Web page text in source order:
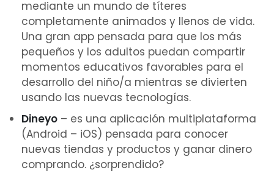
mediante un mundo de títeres
completamente animados y llenos de vida.
Una gran app pensada para que los más
pequeños y los adultos puedan compartir
momentos educativos favorables para el
desarrollo del niño/a mientras se divierten
usando las nuevas tecnologías.
Dineyo – es una aplicación multiplataforma
(Android – iOS) pensada para conocer
nuevas tiendas y productos y ganar dinero
comprando. ¿sorprendido?